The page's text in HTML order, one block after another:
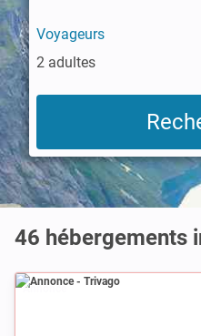
Voyageurs
2 adultes
46 hébergements
Annonce